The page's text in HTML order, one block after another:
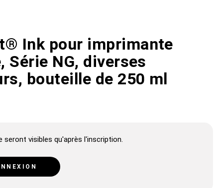
Ink pour imprimante
Série NG, diverses
bouteille de 250 ml
seront visibles qu'après l'inscription.